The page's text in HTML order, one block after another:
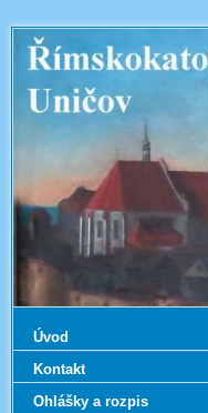
Úvod
Kontakt
Ohlášky a rozpis